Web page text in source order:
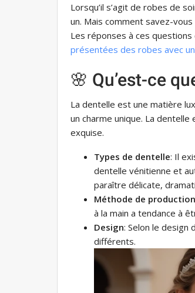
Lorsqu’il s’agit de robes de
un. Mais comment savez-
Les réponses à ces
présentées des robes avec
🌸 Qu’est-ce
La dentelle est une matière
un charme unique. La
exquise.
Types de dentelle: Il
dentelle vénitienne et
paraître délicate,
Méthode de production
à la main a tendance à
Design: Selon le
différents.